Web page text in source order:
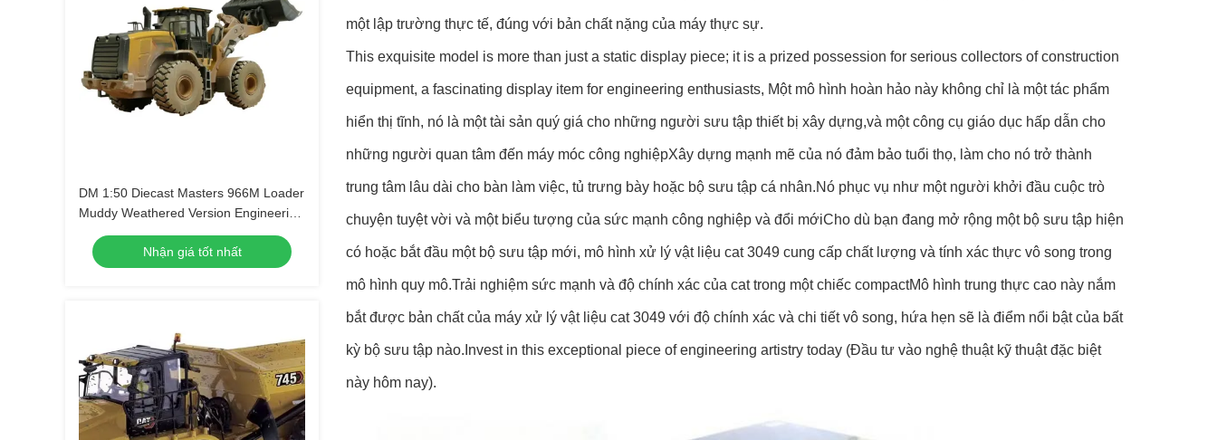
DM 1:50 Diecast Masters 966M Loader
Muddy Weathered Version Engineering
Vehicle Model 85703
Nhận giá tốt nhất
một lập trường thực tế, đúng với bản chất nặng của máy thực sự.
This exquisite model is more than just a static display piece; it is a prized possession for serious collectors of construction
equipment, a fascinating display item for engineering enthusiasts, Một mô hình hoàn hảo này không chỉ là một tác phẩm
hiển thị tĩnh, nó là một tài sản quý giá cho những người sưu tập thiết bị xây dựng,và một công cụ giáo dục hấp dẫn cho
những người quan tâm đến máy móc công nghiệpXây dựng mạnh mẽ của nó đảm bảo tuổi thọ, làm cho nó trở thành
trung tâm lâu dài cho bàn làm việc, tủ trưng bày hoặc bộ sưu tập cá nhân.Nó phục vụ như một người khởi đầu cuộc trò
chuyện tuyệt vời và một biểu tượng của sức mạnh công nghiệp và đổi mớiCho dù bạn đang mở rộng một bộ sưu tập hiện
có hoặc bắt đầu một bộ sưu tập mới, mô hình xử lý vật liệu cat 3049 cung cấp chất lượng và tính xác thực vô song trong
mô hình quy mô.Trải nghiệm sức mạnh và độ chính xác của cat trong một chiếc compactMô hình trung thực cao này nắm
bắt được bản chất của máy xử lý vật liệu cat 3049 với độ chính xác và chi tiết vô song, hứa hẹn sẽ là điểm nổi bật của bất
kỳ bộ sưu tập nào.Invest in this exceptional piece of engineering artistry today (Đầu tư vào nghệ thuật kỹ thuật đặc biệt
này hôm nay).